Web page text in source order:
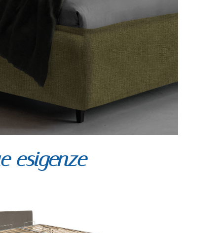
esigenze